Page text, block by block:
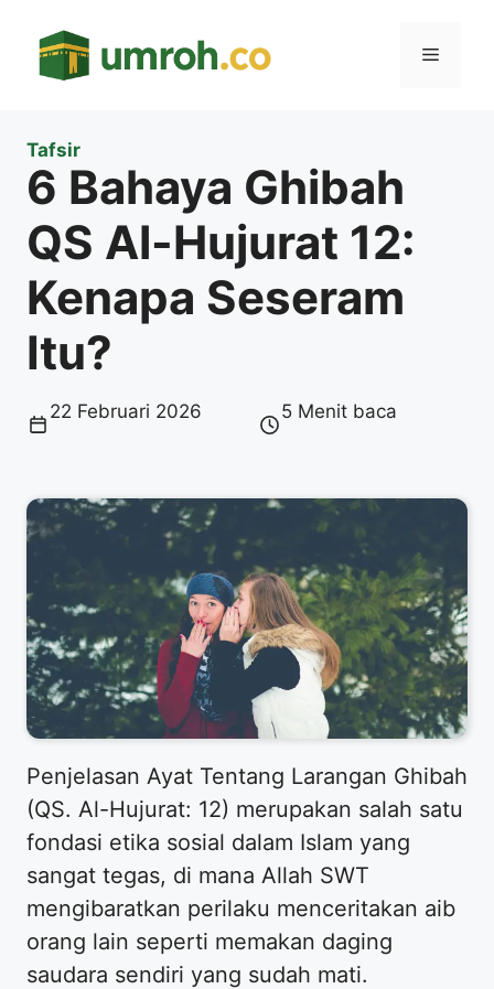
Menu
Tafsir
6 Bahaya Ghibah
QS Al-Hujurat 12:
Kenapa Seseram
Itu?
22 Februari 2026 5 Menit baca
Penjelasan Ayat Tentang Larangan Ghibah
(QS. Al-Hujurat: 12) merupakan salah satu
fondasi etika sosial dalam Islam yang
sangat tegas, di mana Allah SWT
mengibaratkan perilaku menceritakan aib
orang lain seperti memakan daging
saudara sendiri yang sudah mati.